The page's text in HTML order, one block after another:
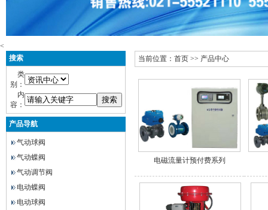
<
搜索
类
别：
内
容：
产品导航
气动球阀
气动蝶阀
气动调节阀
电动蝶阀
电动球阀
当前位置： 首页 >> 产品中心
电磁流量计预付费系列